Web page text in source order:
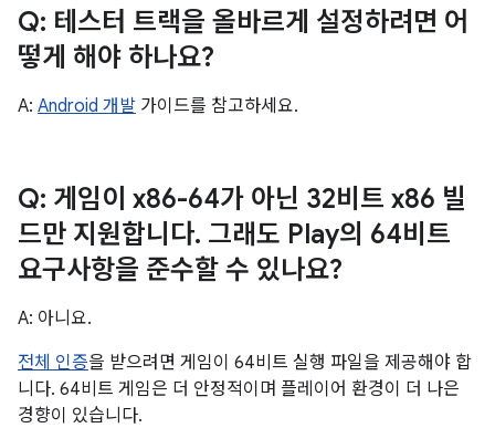
Q: 테스터 트랙을 올바르게 설정하려면 어
떻게 해야 하나요?
A: Android 개발 가이드를 참고하세요.
Q: 게임이 x86-64가 아닌 32비트 x86 빌
드만 지원합니다. 그래도 Play의 64비트
요구사항을 준수할 수 있나요?
A: 아니요.
전체 인증을 받으려면 게임이 64비트 실행 파일을 제공해야 합
니다. 64비트 게임은 더 안정적이며 플레이어 환경이 더 나은
경향이 있습니다.